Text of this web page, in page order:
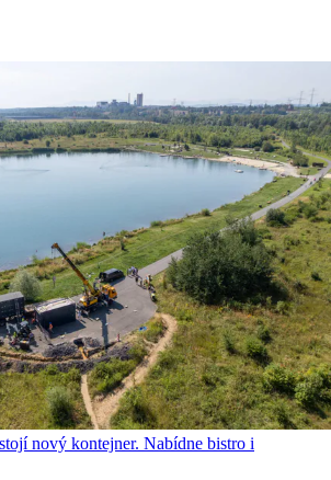
nový kontejner. Nabídne bistro i